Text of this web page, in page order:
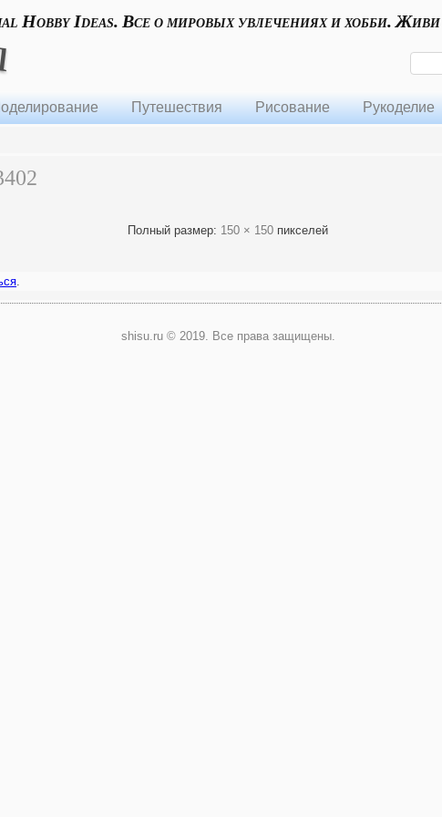
Hobby Ideas. Все о мировых увлечениях и хобби.
Путешествия Рисование Рукоделие
Полный размер: 150 × 150 пикселей
.
shisu.ru © 2019. Все права защищены.